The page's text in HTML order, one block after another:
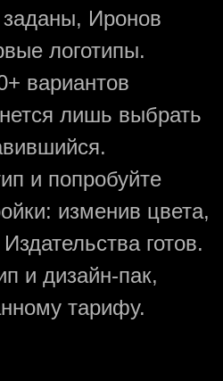
Иронов
логотипы.
вариантов
лишь выбрать
и попробуйте
изменив цвета,
готов.
и дизайн-пак,
тарифу.